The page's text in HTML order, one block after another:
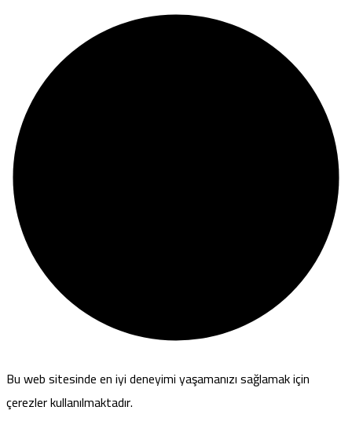
Bu web sitesinde en iyi deneyimi yaşamanızı sağlamak için
çerezler kullanılmaktadır.